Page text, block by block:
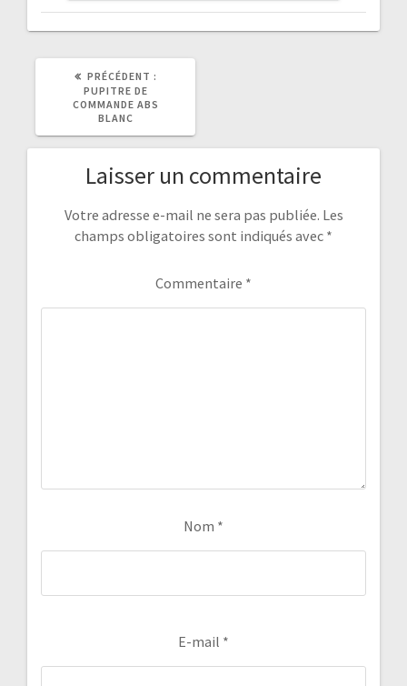
PRÉCÉDENT :
:
PUPITRE DE
COMMANDE ABS
BLANC
Laisser un commentaire
Votre adresse e-mail ne sera pas publiée. Les
champs obligatoires sont indiqués avec *
Commentaire *
Nom *
E-mail *